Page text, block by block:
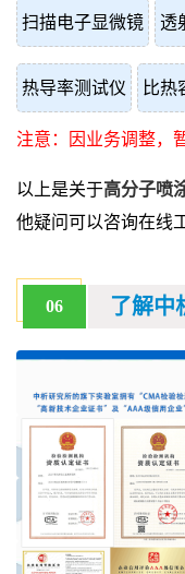
扫描电子显微镜 透
热导率测试仪 比热
注意：因业务调整，
以上是关于高分子喷
他疑问可以咨询在线
06 了解中